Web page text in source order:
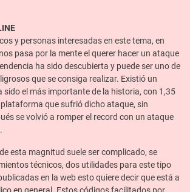
y personas interesadas en este tema, en
pasa por la mente el querer hacer un ataque
ha sido descubierta y puede ser uno de
que se consiga realizar. Existió un
sido el más importante de la historia, con 1,35
que sufrió dicho ataque, sin
se volvió a romper el record con un ataque
esta magnitud suele ser complicado, se
técnicos, dos utilidades para este tipo
en la web esto quiere decir que está a